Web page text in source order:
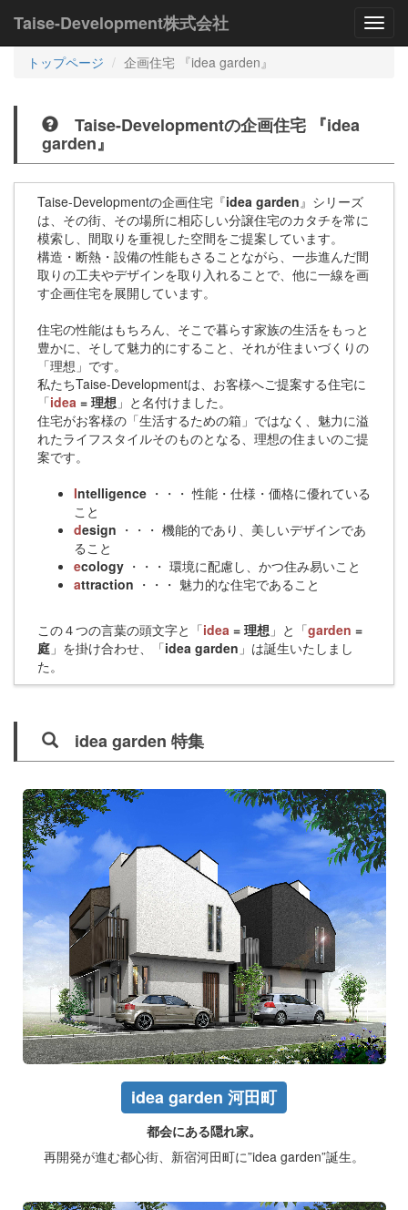
Taise-Development株式会社
トップページ 企画住宅 『idea garden』
Taise-Developmentの企画住宅 『idea
garden』
Taise-Developmentの企画住宅『idea garden』シリーズ
は、その街、その場所に相応しい分譲住宅のカタチを常に
模索し、間取りを重視した空間をご提案しています。
構造・断熱・設備の性能もさることながら、一歩進んだ間
取りの工夫やデザインを取り入れることで、他に一線を画
す企画住宅を展開しています。
住宅の性能はもちろん、そこで暮らす家族の生活をもっと
豊かに、そして魅力的にすること、それが住まいづくりの
「理想」です。
私たちTaise-Developmentは、お客様へご提案する住宅に
「idea = 理想 」と名付けました。
住宅がお客様の「生活するための箱」ではなく、魅力に溢
れたライフスタイルそのものとなる、理想の住まいのご提
案です。
Intelligence ・・・ 性能・仕様・価格に優れている
こと
design ・・・ 機能的であり、美しいデザインであ
ること
ecology ・・・ 環境に配慮し、かつ住み易いこと
attraction ・・・ 魅力的な住宅であること
この４つの言葉の頭文字と「idea = 理想 」と「garden =
庭 」を掛け合わせ、「idea garden 」は誕生いたしまし
た。
idea garden 特集
idea garden 河田町
都会にある隠れ家。
再開発が進む都心街、新宿河田町に”idea garden”誕生。